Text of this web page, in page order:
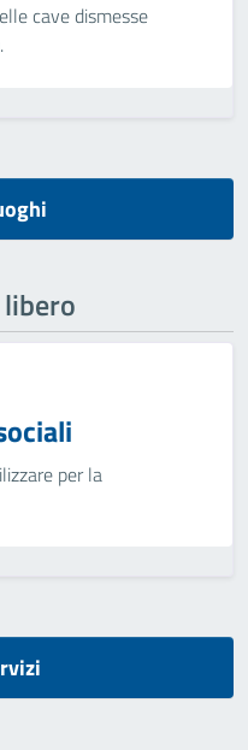
cave dismesse
per la